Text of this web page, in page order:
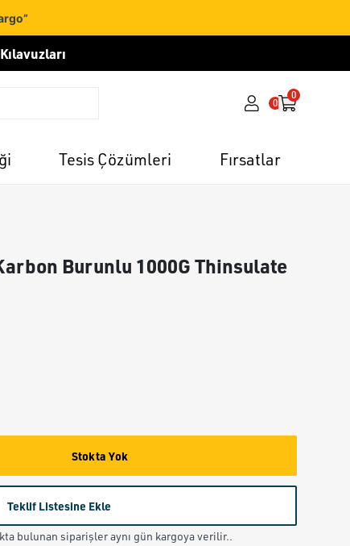
0
0
Tesis Çözümleri Fırsatlar
Burunlu 1000G Thinsulate
Stokta Yok
Teklif Listesine Ekle
bulunan siparişler aynı gün kargoya verilir..